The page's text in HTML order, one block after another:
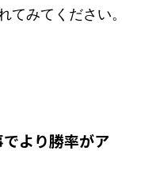
てみてください。
より勝率がア